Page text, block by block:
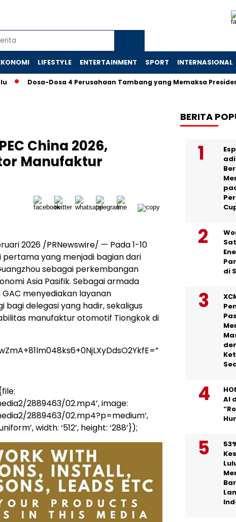
LIFESTYLE ENTERTAINMENT SPORT INTERNASIONAL
Dosa-Dosa 4 Perusahaan Tambang yang Memaksa Presiden
China 2026,
Manufaktur
2026 /PRNewswire/ — Pada 1-10
pertama yang menjadi bagian dari
sebagai perkembangan
Asia Pasifik. Sebagai armada
GAC menyediakan layanan
delegasi yang hadir, sekaligus
manufaktur otomotif Tiongkok di
2889463/02.mp4’, image:
2889463/02.mp4?p=medium’,
width: ‘512’, height: ‘288’});
BERITA
di
AI